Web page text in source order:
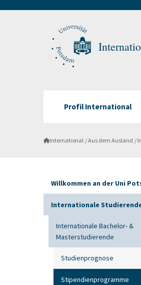
Profil International
International Aus dem Ausland
Willkommen an der Uni
Internationale
Internationale Bachelor- &
Masterstudierende
Studienprognose
Stipendienprogramme